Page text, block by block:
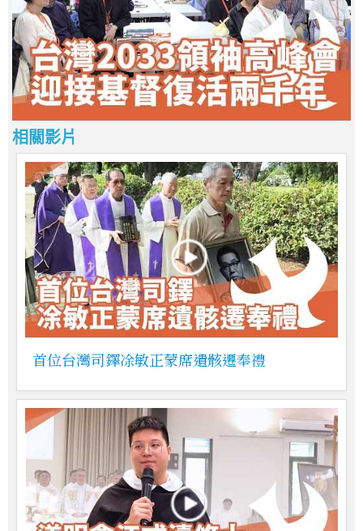
相關影片
首位台灣司鐸凃敏正蒙席遺骸遷奉禮